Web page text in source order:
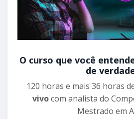
O curso que você
de
120 horas e mais 36 horas
vivocom analista do
Mestrado em